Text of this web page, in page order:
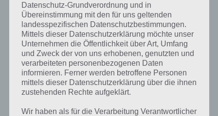
Insgesamt lernst du mit Duolingo vor allem Vokabeln, die
grammatikalischen Regeln werden dir jedoch nicht erklärt, sodass du
dir diese selber anlesen musst. Wer bspw. Englisch bereits in der
Schule hatte, der wird mit Duolingo weniger Freude haben, denn die
Aufgaben sind allesamt sehr einfach gehalten, was natürlich
Einsteigern entgegenkommt. Verschiedene Pakete mit
unterschiedlichen Themenschwerpunkten kann man durchgehen.
Zum Auffrischen von Vokabeln ist aber Duolingo auch für
Fortgeschrittene natürlich geeignet.
Datenschutz-Grundverordnung und in
Übereinstimmung mit den für uns geltenden
landesspezifischen Datenschutzbestimmungen.
Mittels dieser Datenschutzerklärung möchte unser
Unternehmen die Öffentlichkeit über Art, Umfang
und Zweck der von uns erhobenen, genutzten und
verarbeiteten personenbezogenen Daten
informieren. Ferner werden betroffene Personen
mittels dieser Datenschutzerklärung über die ihnen
zustehenden Rechte aufgeklärt.
Wir haben als für die Verarbeitung Verantwortlicher